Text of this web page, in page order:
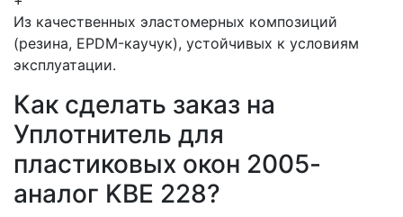
Из качественных эластомерных композиций
(резина, EPDM-каучук), устойчивых к условиям
эксплуатации.
Как сделать заказ на
Уплотнитель для
пластиковых окон 2005-
аналог KBE 228?